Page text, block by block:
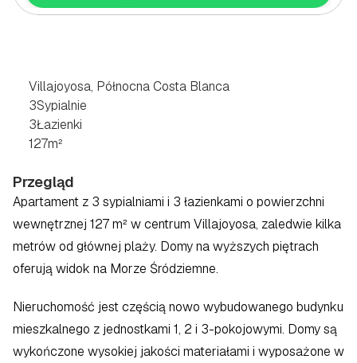
Villajoyosa, Północna Costa Blanca
3Sypialnie
3Łazienki
127m²
Przegląd
Apartament z 3 sypialniami i 3 łazienkami o powierzchni
wewnętrznej 127 m² w centrum Villajoyosa, zaledwie kilka
metrów od głównej plaży. Domy na wyższych piętrach
oferują widok na Morze Śródziemne.
Nieruchomość jest częścią nowo wybudowanego budynku
mieszkalnego z jednostkami 1, 2 i 3-pokojowymi. Domy są
wykończone wysokiej jakości materiałami i wyposażone w